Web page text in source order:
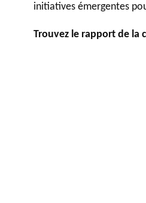
initiatives émergentes
Trouvez le rapport de la